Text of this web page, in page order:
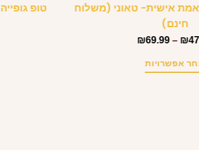
אישית- טאוני (משלוח
חינם)
₪
–
₪69.99
אפשרויות
טופ